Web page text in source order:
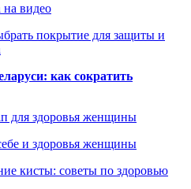
на видео
покрытие для защиты и
как сократить
для здоровья женщины
и здоровья женщины
кисты: советы по здоровью